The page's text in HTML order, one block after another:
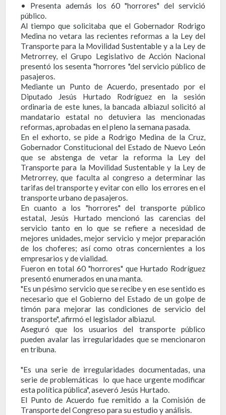
• Presenta además los 60 "horrores" del servició
público.
Al tiempo que solicitaba que el Gobernador Rodrigo
Medina no vetara las recientes reformas a la Ley del
Transporte para la Movilidad Sustentable y a la Ley de
Metrorrey, el Grupo Legislativo de Acción Nacional
presentó los sesenta "horrores "del servicio público de
pasajeros.
Mediante un Punto de Acuerdo, presentado por el
Diputado Jesús Hurtado Rodríguez en la sesión
ordinaria de este lunes, la bancada albiazul solicitó al
mandatario estatal no detuviera las mencionadas
reformas, aprobadas en el pleno la semana pasada.
En el exhorto, se pide a Rodrigo Medina de la Cruz,
Gobernador Constitucional del Estado de Nuevo León
que se abstenga de vetar la reforma la Ley del
Transporte para la Movilidad Sustentable y la Ley de
Metrorrey, que faculta al congreso a determinar las
tarifas del transporte y evitar con ello los errores en el
transporte urbano de pasajeros.
En cuanto a los "horrores" del transporte público
estatal, Jesús Hurtado mencionó las carencias del
servicio tanto en lo que se refiere a necesidad de
mejores unidades, mejor servicio y mejor preparación
de los choferes; así como otras concernientes a los
empresarios y de vialidad.
Fueron en total 60 "horrores" que Hurtado Rodríguez
presentó enumerados en una manta.
"Es un pésimo servicio que se recibe y en ese sentido es
necesario que el Gobierno del Estado de un golpe de
timón para mejorar las condiciones de servicio del
transporte", afirmó el legislador albiazul.
Aseguró que los usuarios del transporte público
pueden avalar las irregularidades que se mencionaron
en tribuna.
"Es una serie de irregularidades documentadas, una
serie de problemáticas lo que hace urgente modificar
esta política pública", aseveró Jesús Hurtado.
El Punto de Acuerdo fue remitido a la Comisión de
Transporte del Congreso para su estudio y análisis.